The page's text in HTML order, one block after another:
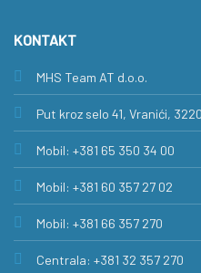
KONTAKT
MHS Team AT d.o.o.
Put kroz selo 41, Vranići,
Mobil: +381 65 350 34 00
Mobil: +381 60 357 27 02
Mobil: +381 66 357 270
Centrala: +381 32 357 270